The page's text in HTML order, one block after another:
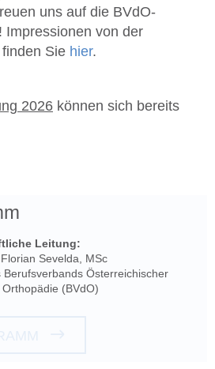
uns auf die BVdO-
Impressionen von der
Sie hier.
2026 können sich bereits
Leitung:
Sevelda, MSc
Berufsverbands Österreichischer
(BVdO)